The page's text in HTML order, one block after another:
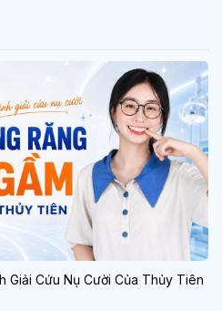
Giải Cứu Nụ Cười Của Thủy Tiên